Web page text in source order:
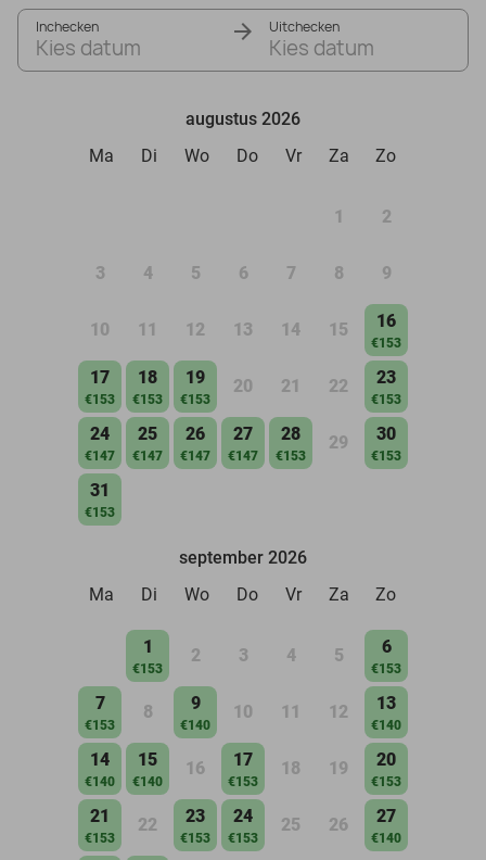
Inchecken
Kies datum
Uitchecken
Kies datum
augustus 2026
Ma
Di Wo Do Vr Za Zo
1 2
3 4 5 6 7 8 9
10 11 12 13 14 15 16
€153
17
€153
18
€153
19
€153
20 21 22 23
€153
24
€147
25
€147
26
€147
27
€147
28
€153
29 30
€153
31
€153
september 2026
Ma
Di Wo Do Vr Za Zo
1
€153
2 3 4 5 6
€153
7
€153
8 9
€140
10 11 12 13
€140
14
€140
15
€140
16 17
€153
18 19 20
€153
21
€153
22 23
€153
24
€153
25 26 27
€140